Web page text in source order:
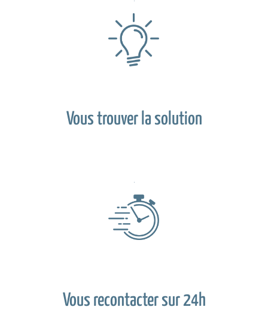
Vous trouver la solution
Vous recontacter sur 24h